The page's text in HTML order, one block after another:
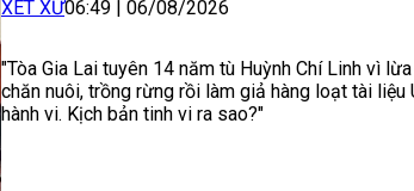
XÉT XỬ06:49 | 06/08/2026
"Tòa Gia Lai tuyên 14 năm tù Huỳnh Chí Linh vì
chăn nuôi, trồng rừng rồi làm giả hàng loạt tài liệu
hành vi. Kịch bản tinh vi ra sao?"